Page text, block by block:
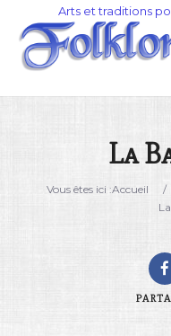
Catégorie
La
Vous êtes ici :Accueil /